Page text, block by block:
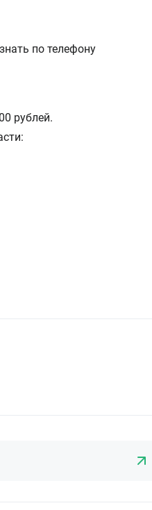
по телефону
рублей.